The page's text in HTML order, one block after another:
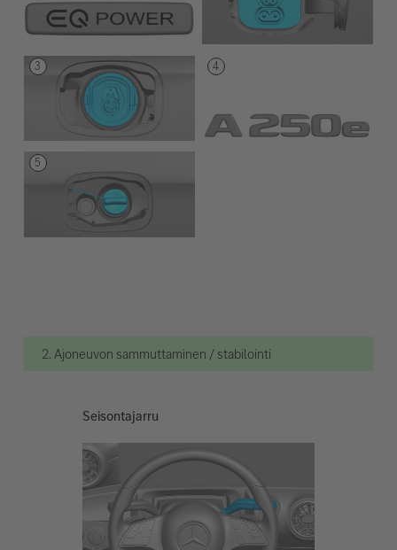
2. Ajoneuvon sammuttaminen / stabilointi
Seisontajarru